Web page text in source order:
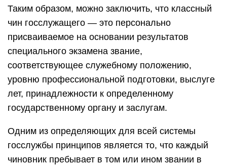
Таким образом, можно заключить, что классный
чин госслужащего — это персонально
присваиваемое на основании результатов
специального экзамена звание,
соответствующее служебному положению,
уровню профессиональной подготовки, выслуге
лет, принадлежности к определенному
государственному органу и заслугам.
Одним из определяющих для всей системы
госслужбы принципов является то, что каждый
чиновник пребывает в том или ином звании в